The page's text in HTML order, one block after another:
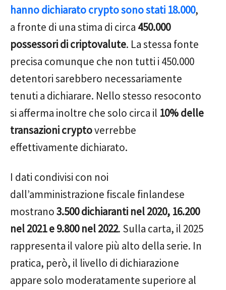
hanno dichiarato crypto sono stati 18.000,
a fronte di una stima di circa 450.000
possessori di criptovalute. La stessa fonte
precisa comunque che non tutti i 450.000
detentori sarebbero necessariamente
tenuti a dichiarare. Nello stesso resoconto
si afferma inoltre che solo circa il 10% delle
transazioni cryptoverrebbe
effettivamente dichiarato.
I dati condivisi con noi
dall’amministrazione fiscale finlandese
mostrano3.500 dichiaranti nel 2020, 16.200
nel 2021 e 9.800 nel 2022. Sulla carta, il 2025
rappresenta il valore più alto della serie. In
pratica, però, il livello di dichiarazione
appare solo moderatamente superiore al